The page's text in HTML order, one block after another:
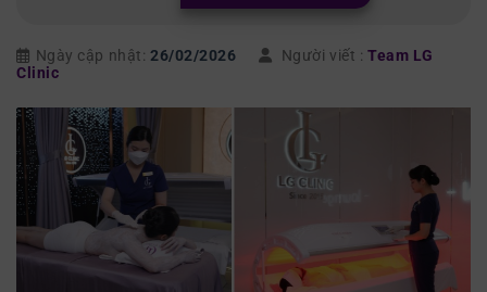
Ngày cập nhật: 26/02/2026 Người viết : Team LG
Clinic